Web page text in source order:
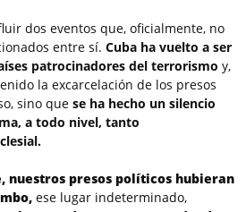
dos eventos que, oficialmente, no
entre sí. Cuba ha vuelto a ser
patrocinadores del terrorismo y,
la excarcelación de los presos
sino que se ha hecho un silencio
a todo nivel, tanto
nuestros presos políticos hubieran
ese lugar indeterminado,